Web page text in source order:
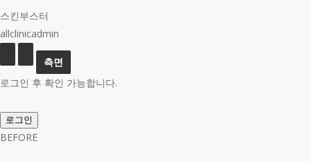
스킨부스터
allclinicadmin
로그인 후 확인 가능합니다.
로그인
BEFORE